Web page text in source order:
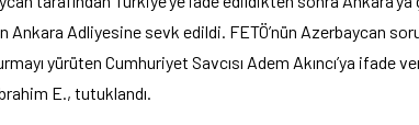
Ankara Adliyesine sevk edildi. FETÖ’nün Azerbaycan
yürüten Cumhuriyet Savcısı Adem Akıncı’ya ifade
E., tutuklandı.